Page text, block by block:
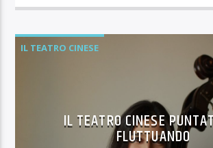
IL TEATRO CINESE
IL TEATRO CINESE
FLUTTUANDO